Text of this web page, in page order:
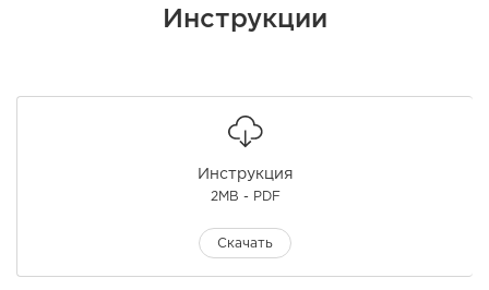
Инструкции
Инструкция
2MB - PDF
Скачать